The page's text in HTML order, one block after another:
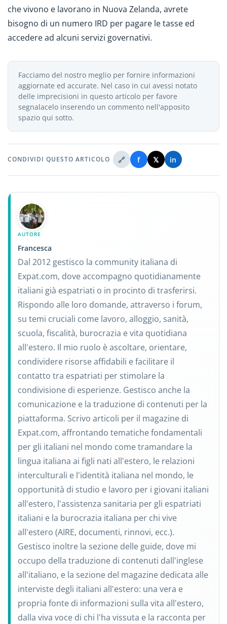
che vivono e lavorano in Nuova Zelanda, avrete
bisogno di un numero IRD per pagare le tasse ed
accedere ad alcuni servizi governativi.
Facciamo del nostro meglio per fornire informazioni
aggiornate ed accurate. Nel caso in cui avessi notato
delle imprecisioni in questo articolo per favore
segnalacelo inserendo un commento nell'apposito
spazio qui sotto.
CONDIVIDI QUESTO ARTICOLO 🔗 f 𝕏 in
AUTORE
Francesca
Dal 2012 gestisco la community italiana di
Expat.com, dove accompagno quotidianamente
italiani già espatriati o in procinto di trasferirsi.
Rispondo alle loro domande, attraverso i forum,
su temi cruciali come lavoro, alloggio, sanità,
scuola, fiscalità, burocrazia e vita quotidiana
all'estero. Il mio ruolo è ascoltare, orientare,
condividere risorse affidabili e facilitare il
contatto tra espatriati per stimolare la
condivisione di esperienze. Gestisco anche la
comunicazione e la traduzione di contenuti per la
piattaforma. Scrivo articoli per il magazine di
Expat.com, affrontando tematiche fondamentali
per gli italiani nel mondo come tramandare la
lingua italiana ai figli nati all'estero, le relazioni
interculturali e l'identità italiana nel mondo, le
opportunità di studio e lavoro per i giovani italiani
all'estero, l'assistenza sanitaria per gli espatriati
italiani e la burocrazia italiana per chi vive
all'estero (AIRE, documenti, rinnovi, ecc.).
Gestisco inoltre la sezione delle guide, dove mi
occupo della traduzione di contenuti dall'inglese
all'italiano, e la sezione del magazine dedicata alle
interviste degli italiani all'estero: una vera e
propria fonte di informazioni sulla vita all'estero,
dalla viva voce di chi l'ha vissuta e la racconta per